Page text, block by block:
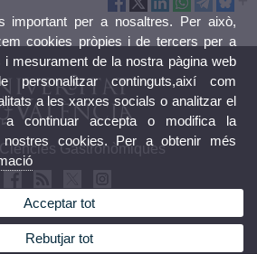
Gastronòmiques
important per a nosaltres. Per això,
cookies pròpies i de tercers per a
i mesurament de la nostra pàgina web
continguts,així com
a les xarxes socials o analitzar el
a continuar accepta o modifica la
cookies. Per a obtenir més
Acceptar tot
Rebutjar tot